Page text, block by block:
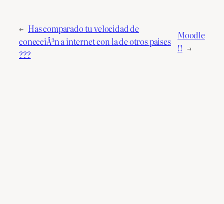
← Has comparado tu velocidad de
conecciÃ³n a internet con la de otros paises
???
Moodle
!! →